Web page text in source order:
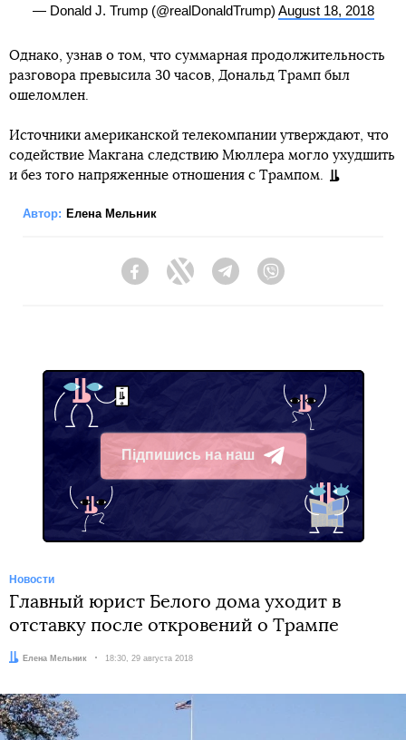
— Donald J. Trump (@realDonaldTrump) August 18, 2018
Однако, узнав о том, что суммарная продолжительность
разговора превысила 30 часов, Дональд Трамп был
ошеломлен.
Источники американской телекомпании утверждают, что
содействие Макгана следствию Мюллера могло ухудшить
и без того напряженные отношения с Трампом.
Автор: Елена Мельник
FacebookTwitter Telegram
Підпишись на наш
Telegram
Новости
Главный юрист Белого дома уходит в
отставку после откровений о Трампе
Автор:Елена Мельник Дата:
18:30, 29 августа 2018